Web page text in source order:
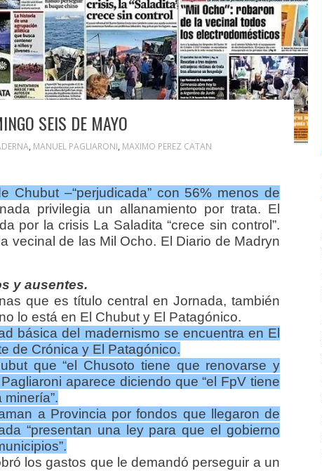
SEIS DE MAYO
, MANUEL PAGLIARONI, MAXIMO PEREZ CATAN
Chubut –“perjudicada” con 56% menos de
privilegia un allanamiento por trata. El
por la crisis La Saladita “crece sin control”.
vecinal de las Mil Ocho. El Diario de Madryn
y ausentes.
que es título central en Jornada, también
lo está en El Chubut y El Patagónico.
básica del madernismo se encuentra en El
de Crónica y El Patagónico.
que “el Chusoto tiene que renovarse y
aparece diciendo que “el FpV tiene
a Provincia por fondos que llegaron de
“presentan una ley para que el gobierno
los gastos que le demandó perseguir a un